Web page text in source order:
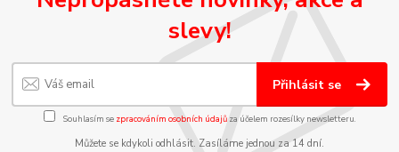
slevy!
Přihlásit se
Souhlasím se zpracováním osobních údajůza účelem rozesílky newsletteru.
Můžete se kdykoli odhlásit. Zasíláme jednou za 14 dní.